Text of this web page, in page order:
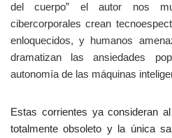
del cuerpo” el autor nos
cibercorporales crean
enloquecidos, y humanos
dramatizan las ansiedades
autonomía de las máquinas
Estas corrientes ya consideran
totalmente obsoleto y la única